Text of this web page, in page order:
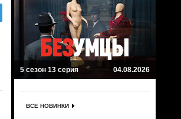
5 сезон 13 серия 04.08.2026
ВСЕ НОВИНКИ